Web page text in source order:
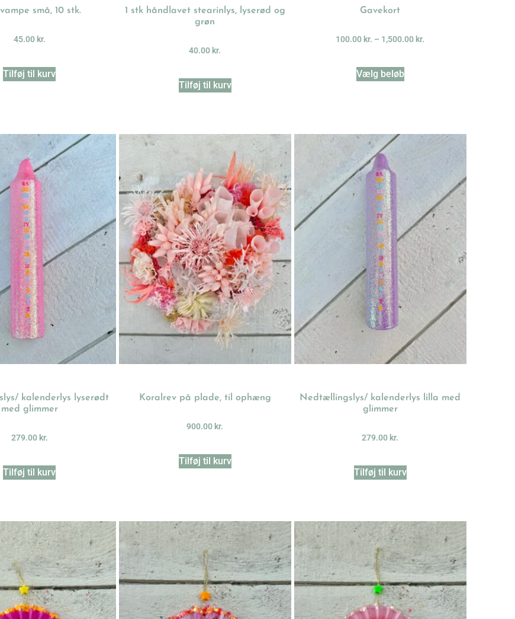
små, 10 stk.
45.00 kr.
Tilføj til kurv
1 stk håndlavet stearinlys, lyserød og
grøn
40.00 kr.
Tilføj til kurv
Gavekort
100.00 kr. – 1,500.00 kr.
Vælg beløb
kalenderlys lyserødt
med glimmer
279.00 kr.
Tilføj til kurv
Koralrev på plade, til ophæng
900.00 kr.
Tilføj til kurv
Nedtællingslys/ kalenderlys lilla med
glimmer
279.00 kr.
Tilføj til kurv